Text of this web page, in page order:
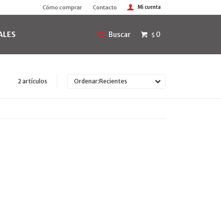
$ 0
Cómo comprar Contacto
2 artículos Recientes